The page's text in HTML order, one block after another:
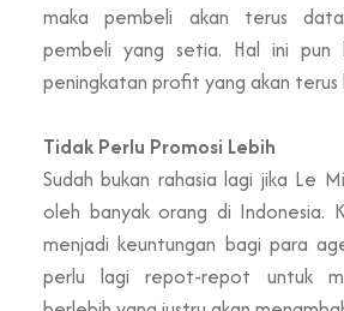
maka pembeli akan terus
pembeli yang setia. Hal ini pun
peningkatan profit yang akan terus
Tidak Perlu Promosi Lebih
Sudah bukan rahasia lagi jika Le
oleh banyak orang di Indonesia.
menjadi keuntungan bagi para
perlu lagi repot-repot untuk